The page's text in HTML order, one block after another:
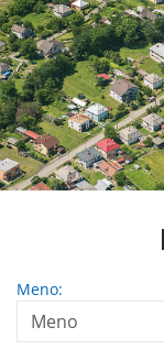
Meno: